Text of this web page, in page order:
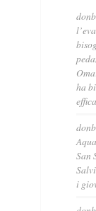
ha
San
i